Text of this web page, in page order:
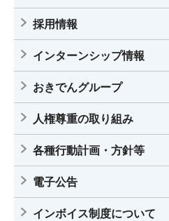
採用情報
インターンシップ情報
おきでんグループ
人権尊重の取り組み
各種行動計画・方針等
電子公告
インボイス制度について